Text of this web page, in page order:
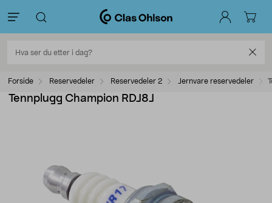
Forside Reservedeler Reservedeler 2 Jernvare reservedeler
Tennplugg Champion RDJ8J